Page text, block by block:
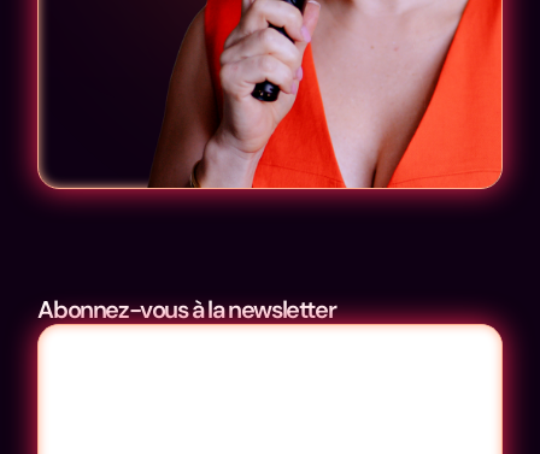
Abonnez-vous à la newsletter